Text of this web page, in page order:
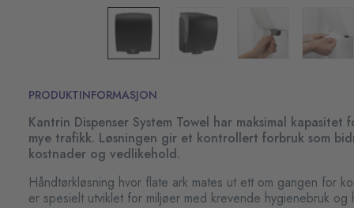
PRODUKTINFORMASJON
Kantrin Dispenser System Towel har maksimal
mye trafikk. Løsningen gir et kontrollert forbruk som
kostnader og vedlikehold.
Håndtørkløsning hvor flate ark mates ut ett om gangen for
er spesielt utviklet for miljøer med krevende hygienebruk og